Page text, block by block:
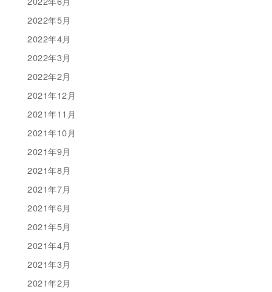
2022年5月
2022年4月
2022年3月
2022年2月
2021年12月
2021年11月
2021年10月
2021年9月
2021年8月
2021年7月
2021年6月
2021年5月
2021年4月
2021年3月
2021年2月